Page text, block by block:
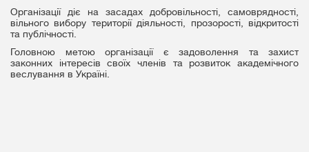
Організації діє на засадах добровільності, самоврядності,
вільного вибору території діяльності, прозорості, відкритості
та публічності.
Головною метою організації є задоволення та захист
законних інтересів своїх членів та розвиток академічного
веслування в Україні.